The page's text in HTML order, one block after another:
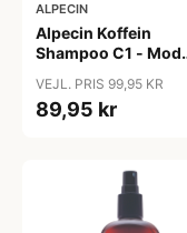
ALPECIN
Alpecin Koffein
Shampoo C1 - Mod
VEJL. PRIS 99,95 KR
89,95 kr